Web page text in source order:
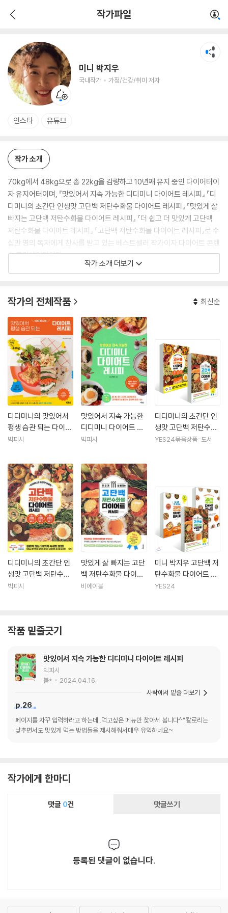
작가파일
미니 박지우
국내작가 가정/건강/취미 저자
가정/건강/취미 저자
인스타 유튜브
작가 소개
70kg에서 48kg으로 총 22kg을 감량하고 10년째 유지 중인 다이어터이
자 유지어터이며, 『맛있어서 지속 가능한 디디미니 다이어트 레시피』 『디
디미니의 초간단 인생맛 고단백 저탄수화물 다이어트 레시피』 『맛있게 살
빠지는 고단백 저탄수화물 다이어트 레시피』 『더 쉽고 더 맛있게 고단백
저탄수화물 다이어트 레시피』 『고단백 저탄수화물 다이어트 레시피』로 수
십만 명의 독자에게 찬사를 받고 있는 베스트셀러 작가이자 다이어트 콘텐
츠 크리에이터이다.
없이 지속 가능한 감량의 최선임을 깨달았다. 이를 계기로 자신만의 다이
어트 공식을 세우고자 결심했다. 단백질을 늘리고 좋은 탄수화물만을 챙긴
식단을 구성했으며, 쉽고 간단한 다이어트 요리를 개발해 직접 만들어 먹
었다.
결과는 대성공! 처음엔 뱃살이 들어가고 몸이 가벼워지더니 식단을 챙겨
먹을수록 얼굴은 물론이고 몸의 선이 살아났다. 그리고 마침내 생애 최저
몸무게에 도달해 지금껏 본 적 없던 뼈대를 발견하며 인생 몸매를 만나게
됐다. 특히 굶지 않고 맛있게 먹어가며 감량했더니 요요가 없었고 스트레
스 또한 적었다. 무엇보다 살이 덜 찌는 체질로 변했으며 몸이 건강해졌다.
자존감이 높아진 것 또한 다이어트 성공 이후의 큰 변화이다.
일화이다. 어머니는 중년 다이어트에 성공해 혈압과 혈당이 정상으로 돌아
왔고 당뇨 위험군에서도 벗어났다. 이외에도 수많은 독자가 다이어트 성공
사례를 연이어 증명한 이후부터는 ‘다이어트 요리 전문가’의 길을 걷고 있
다.
다이어트 쿠킹클래스 강사로 활동할 당시에는 클래스가 열리면 수십 초 만
에 마감되는 행복을 맛보기도 했다. 현재는 수십만 팔로워와 소통하는 ‘현
실 다이어터이자 유지어터’로, 실용적인 다이어트 노하우와 어디서도 보지
못한 참신한 다이어트 레시피를 SNS에 공유하고 있다. ‘같이해서 더 가치
있는’ 지속 가능하고 건강한 디디미니 다이어트는 여전히 현재 진행형이
다.
작가 소개 더보기
작가의 전체작품 최신순
디디미니의 맛있어서
평생 습관 되는 다이어
트 레시피
빅피시
맛있어서 지속 가능한
디디미니 다이어트 레
시피
빅피시
디디미니의 초간단 인
생맛 고단백 저탄수화
물 다이어트 레시피 +
YES24묶음상품-도서
디디미니의 초간단 인
생맛 고단백 저탄수화
물 다이어트 레시피
빅피시
맛있게 살 빠지는 고단
백 저탄수화물 다이어
트 레시피
비에이블
미니 박지우 고단백 저
탄수화물 다이어트 레
시피 3종 세트
YES24
작품 밑줄긋기
맛있어서 지속 가능한 디디미니 다이어트 레시피
빅피시
봄*
2024.04.16.
p.26
페이지를 자꾸 입력하라고 하는데..먹고싶은 메뉴만 찾아서 봅니다^^칼로리는
낮추면서도 맛있게 먹는 방법들을 제시해줘서매우 유익하네요~
사락에서 밑줄 더보기
작가에게 한마디
댓글 0건 댓글쓰기
등록된 댓글이 없습니다.